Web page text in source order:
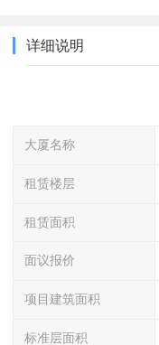
详细说明
大厦名称
租赁楼层
租赁面积
面议报价
项目建筑面积
标准层面积